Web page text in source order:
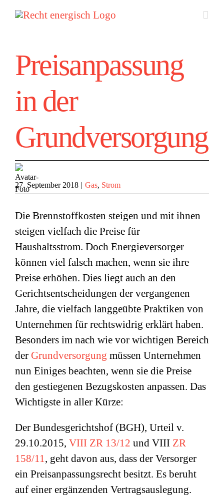
Zum
Inhalt
Preisanpassung
in der
Grundversorgung
27. September 2018 | Gas, Strom
Die Brennstoffkosten steigen und mit ihnen
steigen vielfach die Preise für
Haushaltsstrom. Doch Energieversorger
können viel falsch machen, wenn sie ihre
Preise erhöhen. Dies liegt auch an den
Gerichtsentscheidungen der vergangenen
Jahre, die vielfach langgeübte Praktiken von
Unternehmen für rechtswidrig erklärt haben.
Besonders im nach wie vor wichtigen Bereich
der Grundversorgung müssen Unternehmen
nun Einiges beachten, wenn sie die Preise
den gestiegenen Bezugskosten anpassen. Das
Wichtigste in aller Kürze:
Der Bundesgerichtshof (BGH), Urteil v.
29.10.2015, VIII ZR 13/12 und VIII ZR
158/11, geht davon aus, dass der Versorger
ein Preisanpassungsrecht besitzt. Es beruht
auf einer ergänzenden Vertragsauslegung.